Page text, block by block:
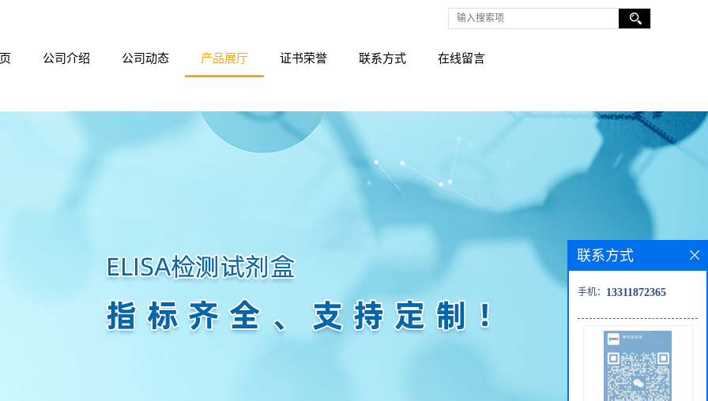
公司介绍 公司动态 产品展厅 证书荣誉 联系方式 在线留言
联系方式
手机： 13311872365